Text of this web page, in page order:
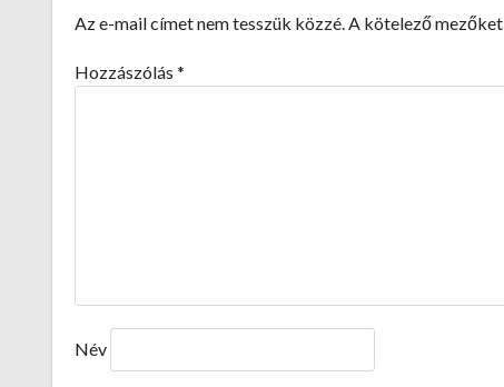
Az e-mail címet nem tesszük közzé.A kötelező mezőket
Hozzászólás *
Név